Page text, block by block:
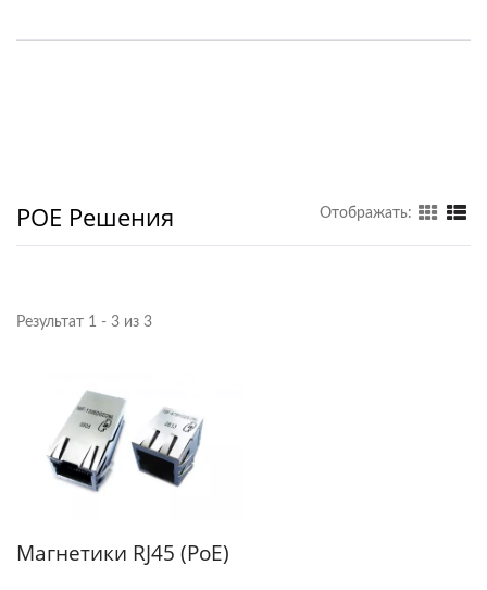
POE Решения Отображать:
Результат 1 - 3 из 3
Магнетики RJ45 (PoE)